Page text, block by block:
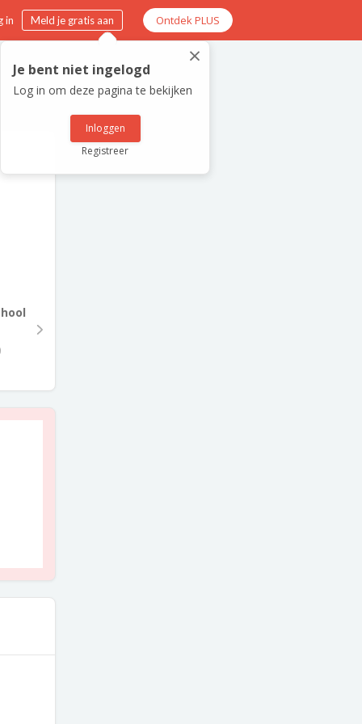
in Meld je gratis aan Ontdek PLUS
×
Je bent niet ingelogd
Log in om deze pagina te bekijken
Inloggen
Registreer